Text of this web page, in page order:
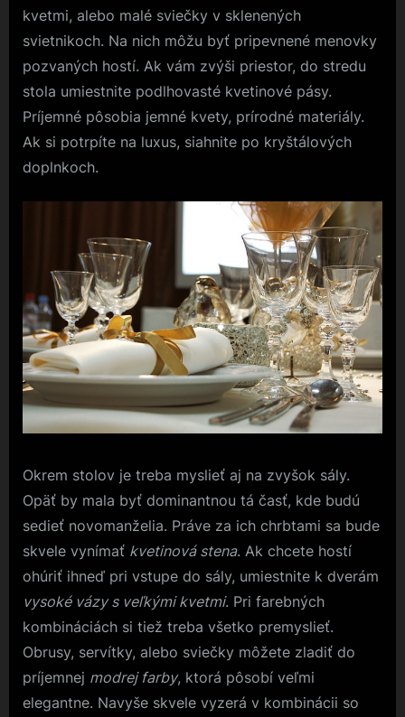
kvetmi, alebo malé sviečky v sklenených
svietnikoch. Na nich môžu byť pripevnené menovky
pozvaných hostí. Ak vám zvýši priestor, do stredu
stola umiestnite podlhovasté kvetinové pásy.
Príjemné pôsobia jemné kvety, prírodné materiály.
Ak si potrpíte na luxus, siahnite po kryštálových
doplnkoch.
Okrem stolov je treba myslieť aj na zvyšok sály.
Opäť by mala byť dominantnou tá časť, kde budú
sedieť novomanželia. Práve za ich chrbtami sa bude
skvele vynímať kvetinová stena. Ak chcete hostí
ohúriť ihneď pri vstupe do sály, umiestnite k dverám
vysoké vázy s veľkými kvetmi. Pri farebných
kombináciách si tiež treba všetko premyslieť.
Obrusy, servítky, alebo sviečky môžete zladiť do
príjemnej modrej farby, ktorá pôsobí veľmi
elegantne. Navyše skvele vyzerá v kombinácii so